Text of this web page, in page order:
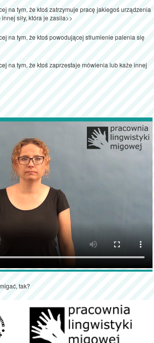
na tym, że ktoś zatrzymuje pracę jakiegoś urządzenia
siły, która je zasila>>
na tym, że ktoś powodującej stłumienie palenia się
na tym, że ktoś zaprzestaje mówienia lub każe innej
tak?